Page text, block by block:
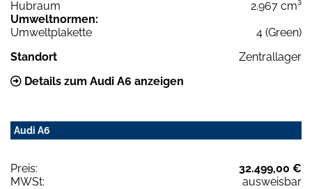
Hubraum
2.967 cm³
Umweltnormen:
Umweltplakette
4 (Green)
Standort
Zentrallager
Details zum Audi A6 anzeigen
Audi A6
Preis:
32.499,00 €
MWSt:
ausweisbar